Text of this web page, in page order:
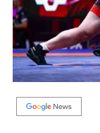
MAGAZİN
GALERİ
YAZARLAR